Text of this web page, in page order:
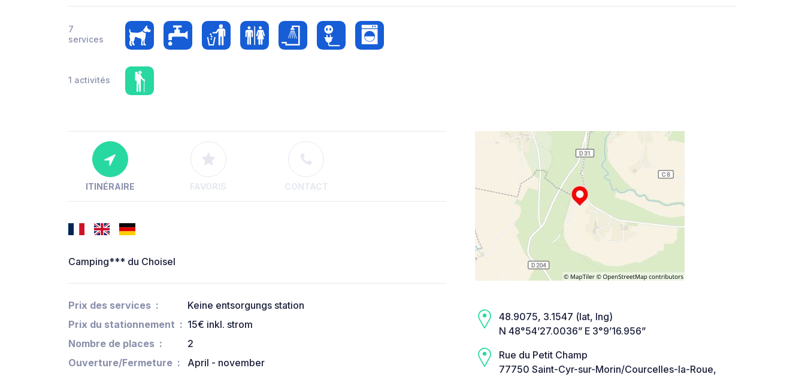
7
services
1 activités
ITINÉRAIRE FAVORIS CONTACT
Camping*** du Choisel
Prix des services
Keine entsorgungs station
Prix du stationnement
15€ inkl. strom
Nombre de places
2
Ouverture/Fermeture
April - november
48.9075, 3.1547 (lat, lng)
N 48°54’27.0036” E 3°9’16.956”
Rue du Petit Champ
77750 Saint-Cyr-sur-Morin/Courcelles-la-Roue,